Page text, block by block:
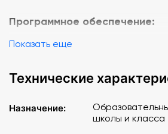
Программное обеспечение:
Dobot Studio (фирменное ПО)
Grbl Controller 3.6 (открытое ПО для
Dobot Blockly (Редактор
программирования)
Показать еще
Технические
Назначение:
школы и класса